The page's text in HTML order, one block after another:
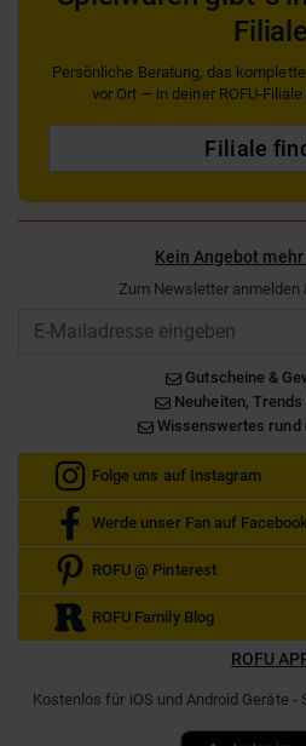
Filiale
Persönliche Beratung, das
vor Ort — in deiner ROFU-
Filiale
Kein Angebot
Zum Newsletter anmelden
Gutscheine &
Neuheiten,
Wissenswertes rund
Folge uns auf Instagram
Werde unser Fan auf Facebook
ROFU @ Pinterest
ROFU Family Blog
ROFU
Kostenlos für iOS und Android Geräte -